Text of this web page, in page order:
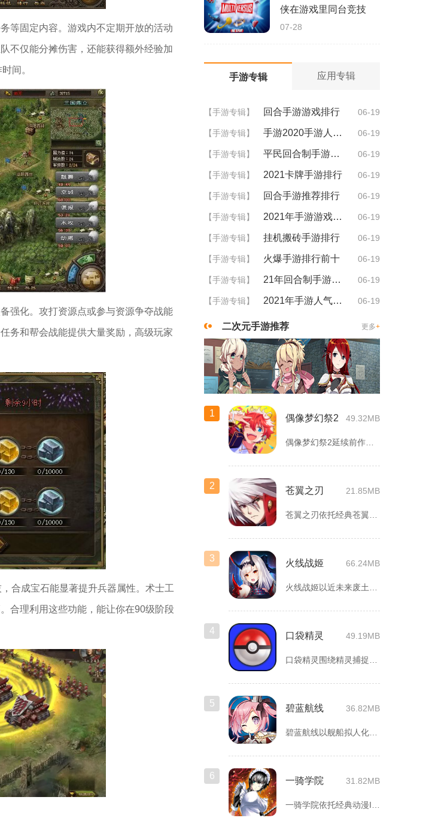
等固定内容。游戏内不定期开放的活动
不仅能分摊伤害，还能获得额外经验加
间。
强化。攻打资源点或参与资源争夺战能
务和帮会战能提供大量奖励，高级玩家
合成宝石能显著提升兵器属性。术士工
合理利用这些功能，能让你在90级阶段
侠在游戏里同台竞技
07-28
手游专辑 应用专辑
【手游专辑】 回合手游游戏排行 06-19
【手游专辑】 手游2020手游人气排行 06-19
【手游专辑】 平民回合制手游排行 06-19
【手游专辑】 2021卡牌手游排行 06-19
【手游专辑】 回合手游推荐排行 06-19
【手游专辑】 2021年手游游戏排行 06-19
【手游专辑】 挂机搬砖手游排行 06-19
【手游专辑】 火爆手游排行前十 06-19
【手游专辑】 21年回合制手游排行 06-19
【手游专辑】 2021年手游人气排行 06-19
二次元手游推荐 更多+
1 偶像梦幻祭2 49.32MB
2 苍翼之刃 21.85MB
3 火线战姬 66.24MB
4 口袋精灵 49.19MB
5 碧蓝航线 36.82MB
6 一骑学院 31.82MB